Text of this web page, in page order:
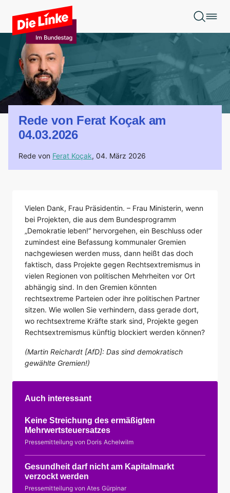
Zum Hauptinhalt springen
Rede von Ferat Koçak am
04.03.2026
Rede von Ferat Koçak, 04. März 2026
Vielen Dank, Frau Präsidentin. – Frau Ministerin, wenn
bei Projekten, die aus dem Bundesprogramm
„Demokratie leben!“ hervorgehen, ein Beschluss oder
zumindest eine Befassung kommunaler Gremien
nachgewiesen werden muss, dann heißt das doch
faktisch, dass Projekte gegen Rechtsextremismus in
vielen Regionen von politischen Mehrheiten vor Ort
abhängig sind. In den Gremien könnten
rechtsextreme Parteien oder ihre politischen Partner
sitzen. Wie wollen Sie verhindern, dass gerade dort,
wo rechtsextreme Kräfte stark sind, Projekte gegen
Rechtsextremismus künftig blockiert werden können?
(Martin Reichardt [AfD]: Das sind demokratisch
gewählte Gremien!)
Auch interessant
Keine Streichung des ermäßigten
Mehrwertsteuersatzes
Pressemitteilung von Doris Achelwilm
Gesundheit darf nicht am Kapitalmarkt
verzockt werden
Pressemitteilung von Ates Gürpinar